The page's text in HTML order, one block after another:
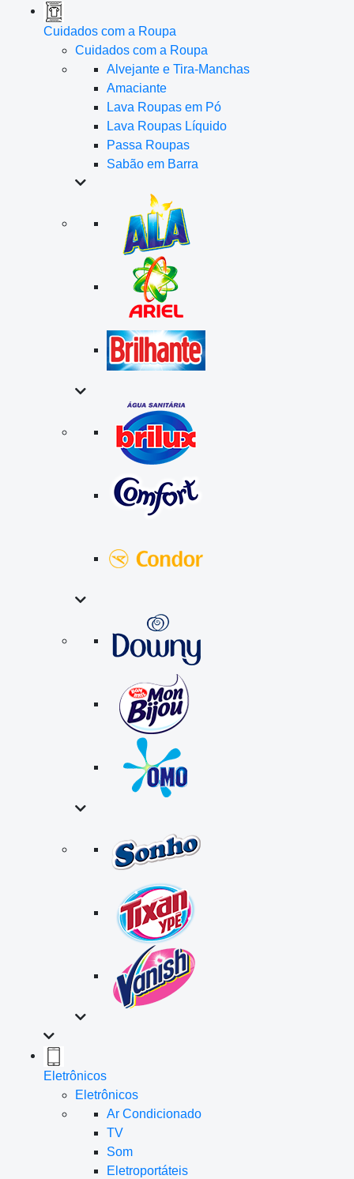
Cuidados com a Roupa
Cuidados com a Roupa
Alvejante e Tira-Manchas
Amaciante
Lava Roupas em Pó
Lava Roupas Líquido
Passa Roupas
Sabão em Barra
Eletrônicos
Eletrônicos
Ar Condicionado
TV
Som
Eletroportáteis